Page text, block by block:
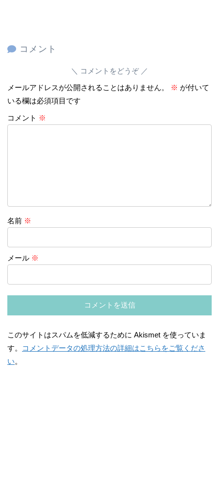
コメント
コメントをどうぞ
メールアドレスが公開されることはありません。 ※ が付いて
いる欄は必須項目です
コメント ※
名前 ※
メール ※
このサイトはスパムを低減するために Akismet を使っていま
す。
コメントデータの処理方法の詳細はこちらをご覧くださ
い。